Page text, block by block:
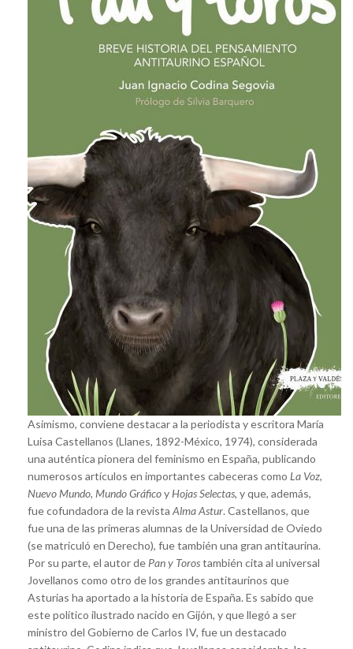
Asimismo, conviene destacar a la periodista y escritora María
Luisa Castellanos (Llanes, 1892-México, 1974), considerada
una auténtica pionera del feminismo en España, publicando
numerosos artículos en importantes cabeceras como La Voz,
Nuevo Mundo, Mundo Gráficoy Hojas Selectas, y que, además,
fue cofundadora de la revista Alma Astur. Castellanos, que
fue una de las primeras alumnas de la Universidad de Oviedo
(se matriculó en Derecho), fue también una gran antitaurina.
Por su parte, el autor de Pan y Torostambién cita al universal
Jovellanos como otro de los grandes antitaurinos que
Asturias ha aportado a la historia de España. Es sabido que
este político ilustrado nacido en Gijón, y que llegó a ser
ministro del Gobierno de Carlos IV, fue un destacado